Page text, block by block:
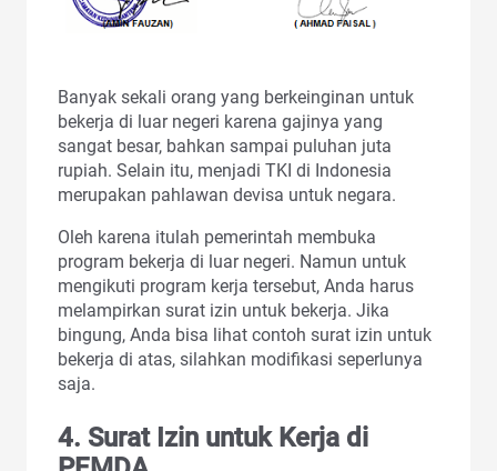
Banyak sekali orang yang berkeinginan untuk
bekerja di luar negeri karena gajinya yang
sangat besar, bahkan sampai puluhan juta
rupiah. Selain itu, menjadi TKI di Indonesia
merupakan pahlawan devisa untuk negara.
Oleh karena itulah pemerintah membuka
program bekerja di luar negeri. Namun untuk
mengikuti program kerja tersebut, Anda harus
melampirkan surat izin untuk bekerja. Jika
bingung, Anda bisa lihat contoh surat izin untuk
bekerja di atas, silahkan modifikasi seperlunya
saja.
4. Surat Izin untuk Kerja di